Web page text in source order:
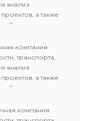
анализ
а также
Эксперты
и
для
компания
транспорта,
анализ
а также
Эксперты
и
для
компания